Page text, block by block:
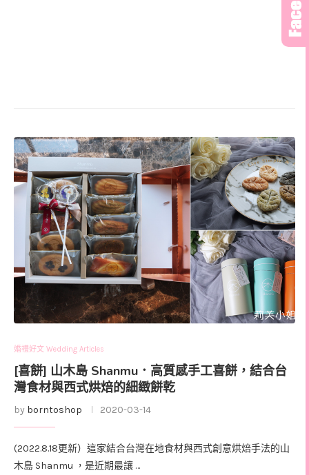
婚禮好文 Wedding Articles
[喜餅] 山木島 Shanmu．高質感手工喜餅，結合台
灣食材與西式烘焙的細緻餅乾
by borntoshop 2020-03-14
(2022.8.18更新）這家結合台灣在地食材與西式創意烘焙手法的山
木島 Shanmu ，是近期最讓 …